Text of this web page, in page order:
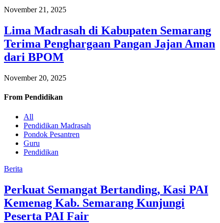
November 21, 2025
Lima Madrasah di Kabupaten Semarang
Terima Penghargaan Pangan Jajan Aman
dari BPOM
November 20, 2025
From Pendidikan
All
Pendidikan Madrasah
Pondok Pesantren
Guru
Pendidikan
Berita
Perkuat Semangat Bertanding, Kasi PAI
Kemenag Kab. Semarang Kunjungi
Peserta PAI Fair